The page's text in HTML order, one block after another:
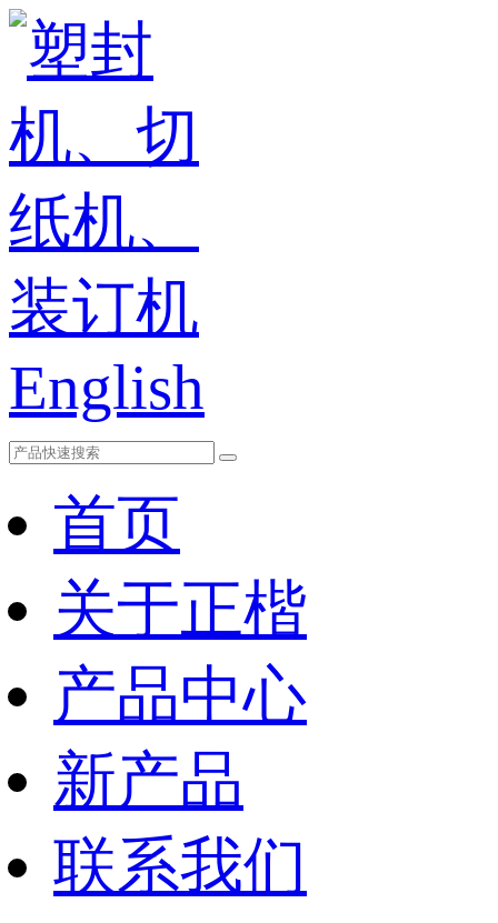
English
首页
关于正楷
产品中心
新产品
联系我们